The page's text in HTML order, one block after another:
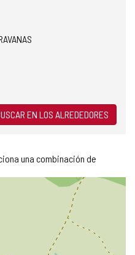
EN LOS ALREDEDORES
una combinación de